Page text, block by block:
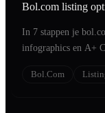
Bol.com listing
In 7 stappen je
infographics en A+
Bol.com